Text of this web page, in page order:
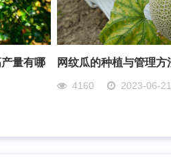
量有哪
网纹瓜的种植与管理方
4160 2023-06-21